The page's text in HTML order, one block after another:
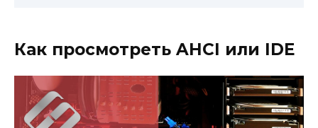
Как просмотреть AHCI или IDE